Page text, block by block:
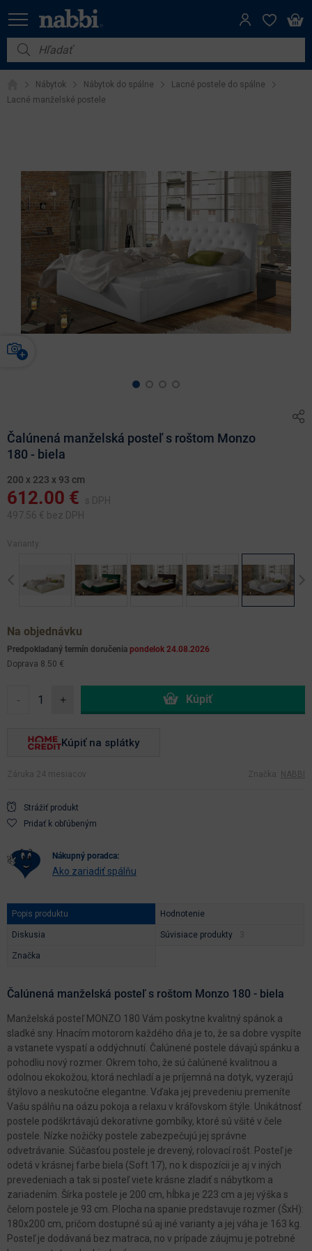
Nábytok
Vybavenie do domácnosti
Výpredaj
Nábytok Nábytok do spálne
Lacné postele do spálne
Lacné manželské postele
Čalúnená manželská posteľ s roštom Monzo
180 - biela
200 x 223 x 93 cm
612.00 €
s DPH
497.56 € bez DPH
Varianty:
Previous
Na objednávku
Predpokladaný termín doručenia pondelok 24.08.2026
Doprava 8.50 €
- +
Kúpiť na splátky
Záruka 24 mesiacov Značka: NABBI
Strážiť produkt
Pridať k obľúbeným
nákupný poradca:
Ako zariadiť spálňu
Popis produktu Hodnotenie
Diskusia Súvisiace produkty
Značka
Čalúnená manželská posteľ s roštom Monzo 180 - biela
Manželská posteľ MONZO 180 Vám poskytne kvalitný spánok a
sladké sny. Hnacím motorom každého dňa je to, že sa dobre vyspíte
a vstanete vyspatí a oddýchnutí. Čalúnené postele dávajú spánku a
pohodliu nový rozmer. Okrem toho, že sú čalúnené kvalitnou a
odolnou ekokožou, ktorá nechladí a je príjemná na dotyk, vyzerajú
štýlovo a neskutočne elegantne. Vďaka jej prevedeniu premeníte
Vašu spálňu na oázu pokoja a relaxu v kráľovskom štýle. Unikátnosť
postele podškrtávajú dekoratívne gombíky, ktoré sú všité v čele
postele. Nízke nožičky postele zabezpečujú jej správne
odvetrávanie. Súčasťou postele je drevený, rolovací rošt. Posteľ je
odetá v krásnej farbe biela (Soft 17), no k dispozícii je aj v iných
prevedeniach a tak si posteľ viete krásne zladiť s nábytkom a
zariadením. Šírka postele je 200 cm, hĺbka je 223 cm a jej výška s
čelom postele je 93 cm. Plocha na spanie predstavuje rozmer (ŠxH):
180x200 cm, pričom dostupné sú aj iné varianty a jej váha je 163 kg.
Posteľ je dodávaná bez matraca, no v prípade záujmu je potrebné